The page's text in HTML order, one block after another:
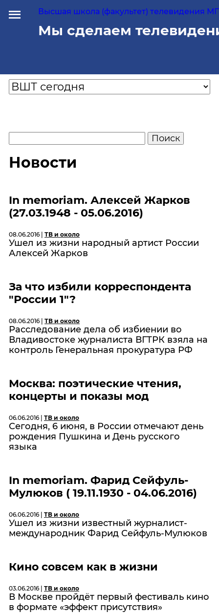
Высшая школа (факультет) телевидения
Мы сделаем
Новости
In memoriam. Алексей Жарков
(27.03.1948 - 05.06.2016)
08.06.2016 | ТВ и около
Ушел из жизни народный артист России
Алексей Жарков
За что избили корреспондента
"России 1"?
08.06.2016 | ТВ и около
Расследование дела об избиении во
Владивостоке журналиста ВГТРК взяла на
контроль Генеральная прокуратура РФ
Москва: поэтические чтения,
концерты и показы мод
06.06.2016 | ТВ и около
Сегодня, 6 июня, в России отмечают день
рождения Пушкина и День русского
языка
In memoriam. Фарид Сейфуль-
Мулюков ( 19.11.1930 - 04.06.2016)
06.06.2016 | ТВ и около
Ушел из жизни известный журналист-
международник Фарид Сейфуль-Мулюков
Кино совсем как в жизни
03.06.2016 | ТВ и около
В Москве пройдёт первый фестиваль кино
в формате «эффект присутствия»